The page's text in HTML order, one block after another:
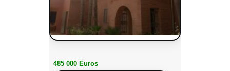
485 000 Euros